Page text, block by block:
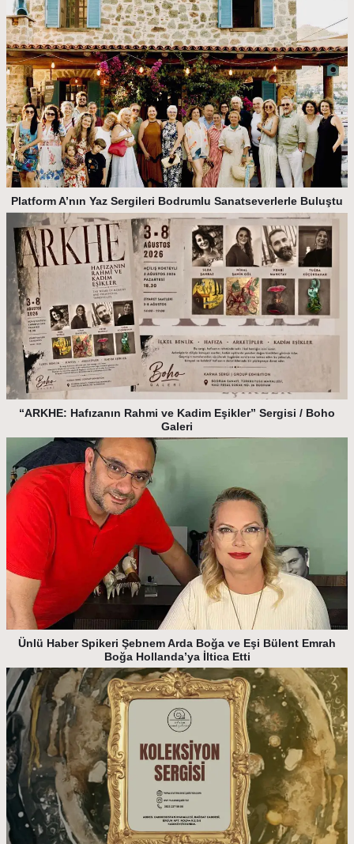
Platform A’nın Yaz Sergileri Bodrumlu Sanatseverlerle Buluştu
“ARKHE: Hafızanın Rahmi ve Kadim Eşikler” Sergisi / Boho
Galeri
Ünlü Haber Spikeri Şebnem Arda Boğa ve Eşi Bülent Emrah
Boğa Hollanda’ya İltica Etti